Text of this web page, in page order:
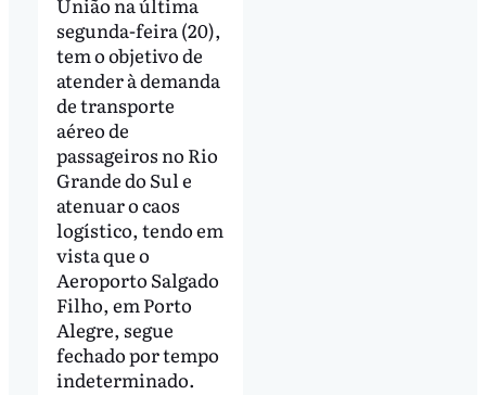
segunda-feira (20),
tem o objetivo de
atender à demanda
de transporte
aéreo de
passageiros no Rio
Grande do Sul e
atenuar o caos
logístico, tendo em
vista que o
Aeroporto Salgado
Filho, em Porto
Alegre, segue
fechado por tempo
indeterminado.